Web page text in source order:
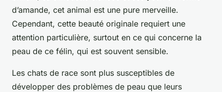
d’amande, cet animal est une pure merveille.
Cependant, cette beauté originale requiert une
attention particulière, surtout en ce qui concerne la
peau de ce félin, qui est souvent sensible.
Les chats de race sont plus susceptibles de
développer des problèmes de peau que leurs